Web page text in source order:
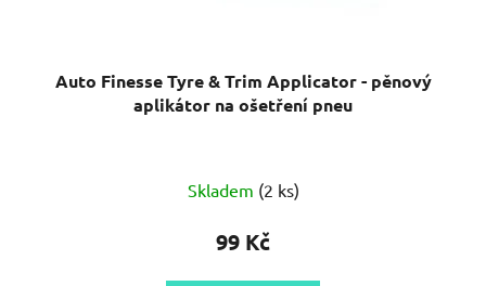
Auto Finesse Tyre & Trim Applicator - pěnový
aplikátor na ošetření pneu
hodnocení
produktu
Skladem (2 ks)
99 Kč